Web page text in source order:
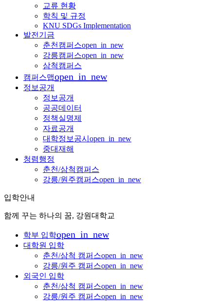
교류 현황
학칙 및 규정
KNU SDGs Implementation
발전기금
춘천캠퍼스open_in_new
강릉캠퍼스open_in_new
삼척캠퍼스
캠퍼스맵open_in_new
정보공개
정보공개
공공데이터
정책실명제
자료공개
대학정보공시 open_in_new
중대재해
청렴행정
춘천/삼척캠퍼스
강릉/원주캠퍼스open_in_new
입학안내
함께 꾸는 하나의 꿈, 강원대학교
학부 입학open_in_new
대학원 입학
춘천/삼척 캠퍼스open_in_new
강릉/원주 캠퍼스open_in_new
외국인 입학
춘천/삼척 캠퍼스open_in_new
강릉/원주 캠퍼스open_in_new